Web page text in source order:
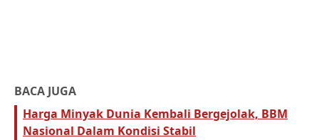
BACA JUGA
Harga Minyak Dunia Kembali Bergejolak, BBM
Nasional Dalam Kondisi Stabil